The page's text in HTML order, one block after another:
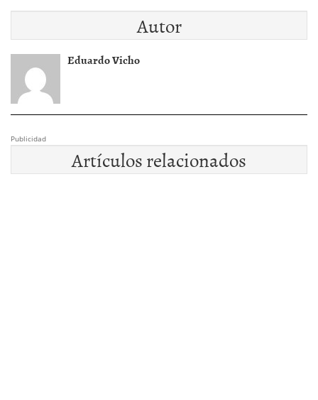
Autor
Eduardo Vicho
Publicidad
Artículos relacionados